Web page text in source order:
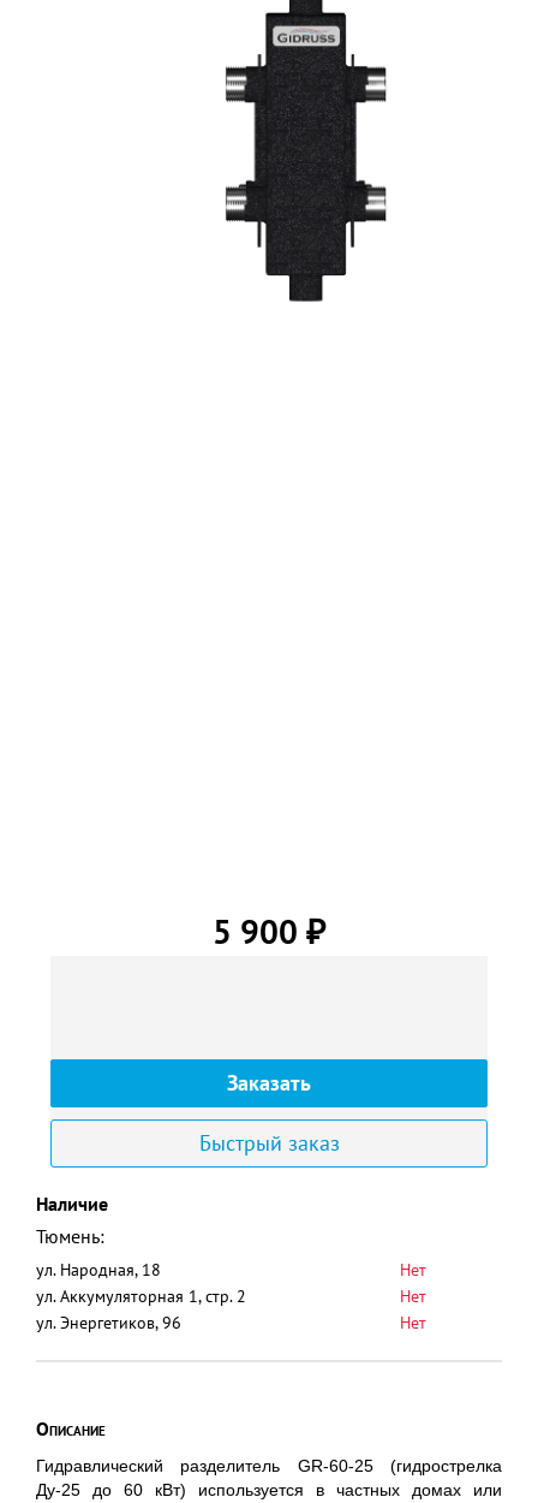
5 900 ₽
Заказать
Быстрый заказ
Наличие
Тюмень:
ул. Народная, 18
Нет
ул. Аккумуляторная 1, стр. 2
Нет
ул. Энергетиков, 96
Нет
Описание
Гидравлический разделитель GR-60-25 (гидрострелка
Ду-25 до 60 кВт) используется в частных домах или